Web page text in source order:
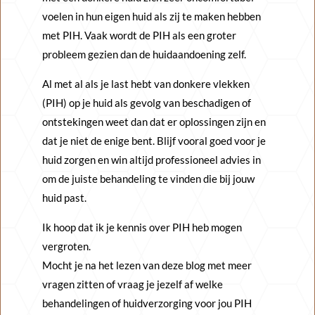
voelen in hun eigen huid als zij te maken hebben
met PIH. Vaak wordt de PIH als een groter
probleem gezien dan de huidaandoening zelf.
Al met al als je last hebt van donkere vlekken
(PIH) op je huid als gevolg van beschadigen of
ontstekingen weet dan dat er oplossingen zijn en
dat je niet de enige bent. Blijf vooral goed voor je
huid zorgen en win altijd professioneel advies in
om de juiste behandeling te vinden die bij jouw
huid past.
Ik hoop dat ik je kennis over PIH heb mogen
vergroten.
Mocht je na het lezen van deze blog met meer
vragen zitten of vraag je jezelf af welke
behandelingen of huidverzorging voor jou PIH